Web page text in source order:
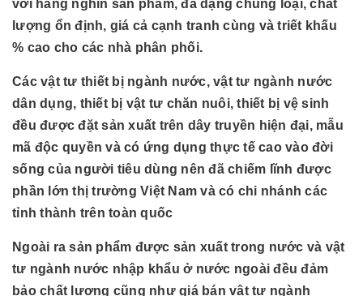
với hàng nghìn sản phẩm, đa dạng chủng loại, chất
lượng ổn định, giá cả cạnh tranh cùng và triết khấu
% cao cho các nhà phân phối.
Các vật tư thiết bị ngành nước, vật tư ngành nước
dân dụng, thiết bị vật tư chăn nuôi, thiết bị vệ sinh
đều được đặt sản xuất trên dây truyền hiện đại, mẫu
mã độc quyền và có ứng dụng thực tế cao vào đời
sống của người tiêu dùng nên đã chiếm lĩnh được
phần lớn thị trường Việt Nam và có chi nhánh các
tỉnh thành trên toàn quốc
Ngoài ra sản phẩm được sản xuất trong nước và vật
tư ngành nước nhập khẩu ở nước ngoài đều đảm
bảo chất lượng cũng như giá bán vật tư ngành